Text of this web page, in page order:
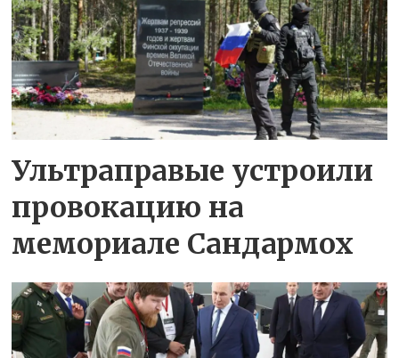
Ультраправые устроили
провокацию на
мемориале Сандармох